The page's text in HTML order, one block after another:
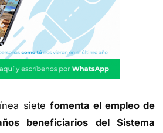
siete fomenta el empleo de
beneficiarios del Sistema